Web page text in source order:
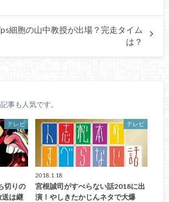
細胞の山中教授が出場？完走タイム
は？
事も人気です。
テレビ
切りの
送は継
テレビ
2018.1.18
宮根誠司がすべらない話2018に出
演！やしきたかじんネタで大爆